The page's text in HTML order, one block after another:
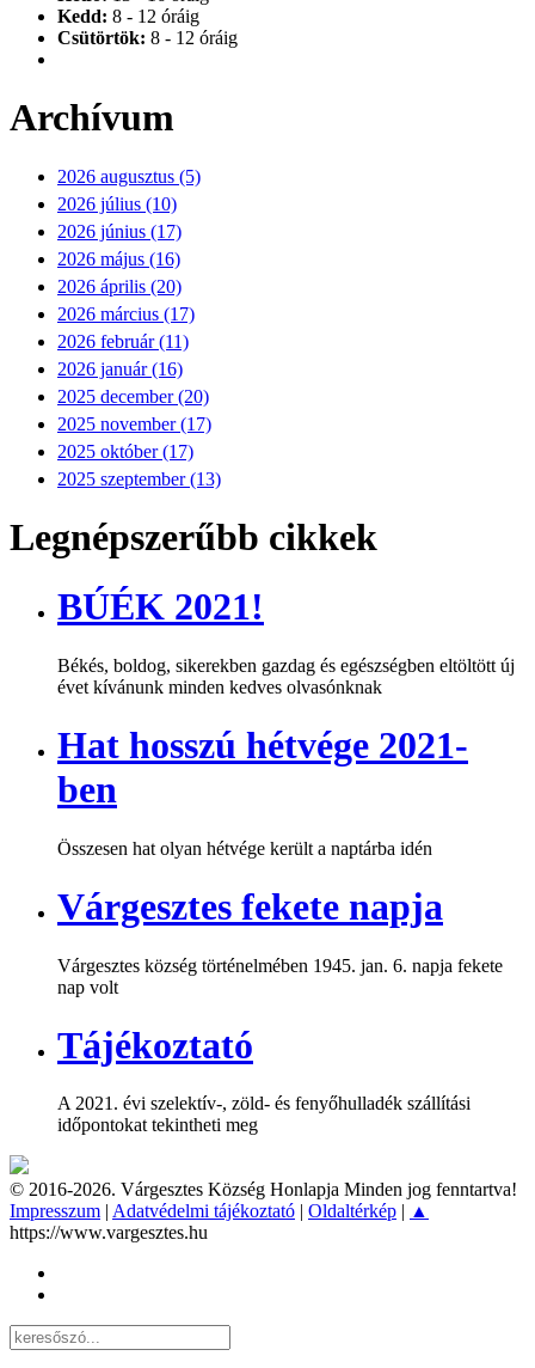
Kedd: 8 - 12 óráig
Csütörtök: 8 - 12 óráig
Archívum
2026 augusztus (5)
2026 július (10)
2026 június (17)
2026 május (16)
2026 április (20)
2026 március (17)
2026 február (11)
2026 január (16)
2025 december (20)
2025 november (17)
2025 október (17)
2025 szeptember (13)
Legnépszerűbb cikkek
BÚÉK 2021!
Békés, boldog, sikerekben gazdag és egészségben eltöltött új
évet kívánunk minden kedves olvasónknak
Hat hosszú hétvége 2021-
ben
Összesen hat olyan hétvége került a naptárba idén
Várgesztes fekete napja
Várgesztes község történelmében 1945. jan. 6. napja fekete
nap volt
Tájékoztató
A 2021. évi szelektív-, zöld- és fenyőhulladék szállítási
időpontokat tekintheti meg
© 2016-2026. Várgesztes Község Honlapja Minden jog fenntartva!
Impresszum Adatvédelmi tájékoztató Oldaltérkép
▲
https://www.vargesztes.hu